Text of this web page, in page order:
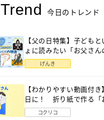
Trend 今日のトレンド
【父の日特集】子どもと
ょに読みたい「お父さん
語」６選
げんき
【わかりやすい動画付き
日に！ 折り紙で作る「
ん」の簡単な折り方
コクリコ